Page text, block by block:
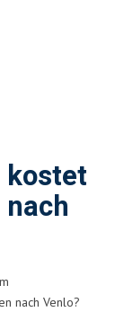
kostet
nach Venlo?